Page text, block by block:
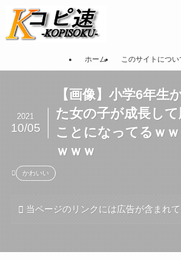
ホーム このサイトについ
【画像】小学6年生
た女の子が成長し
ことになってるｗ
ｗｗｗ
2021
10/05
かわいい
当ページのリンクには広告が含まれ